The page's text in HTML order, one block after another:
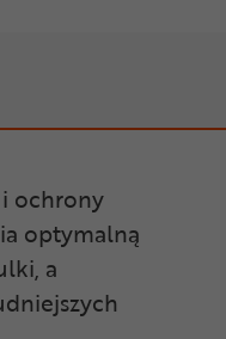
ochrony
optymalną
a